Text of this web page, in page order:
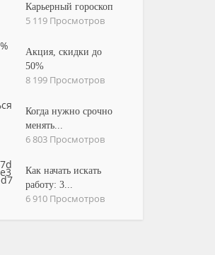
Карьерный гороскоп
5 119 Просмотров
Акция, скидки до
50%
8 199 Просмотров
Когда нужно срочно
менять...
6 803 Просмотров
Как начать искать
работу: 3...
6 910 Просмотров